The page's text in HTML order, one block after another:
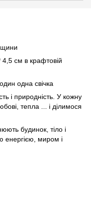
4,5 см в крафтовій
одна свічка
і природність. У кожну
тепла ... і ділимося
будинок, тіло і
енергією, миром і